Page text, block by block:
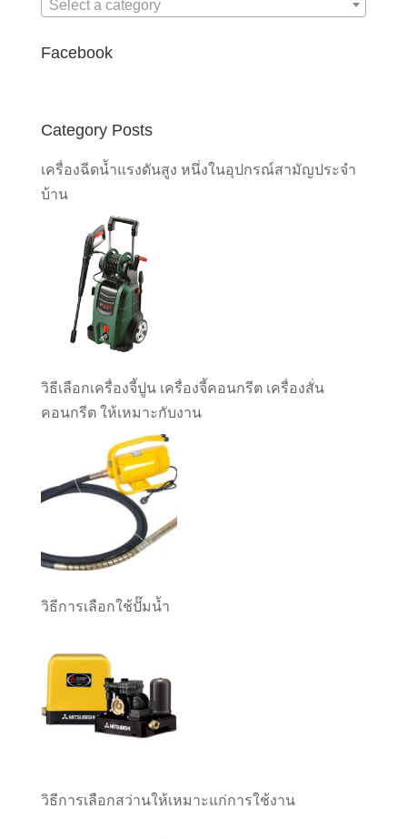
Select a category
Facebook
Category Posts
เครื่องฉีดน้ำแรงดันสูง หนึ่งในอุปกรณ์สามัญประจำ
บ้าน
วิธีเลือกเครื่องจี้ปูน เครื่องจี้คอนกรีต เครื่องสั่น
คอนกรีต ให้เหมาะกับงาน
วิธีการเลือกใช้ปั๊มน้ำ
วิธีการเลือกสว่านให้เหมาะแก่การใช้งาน